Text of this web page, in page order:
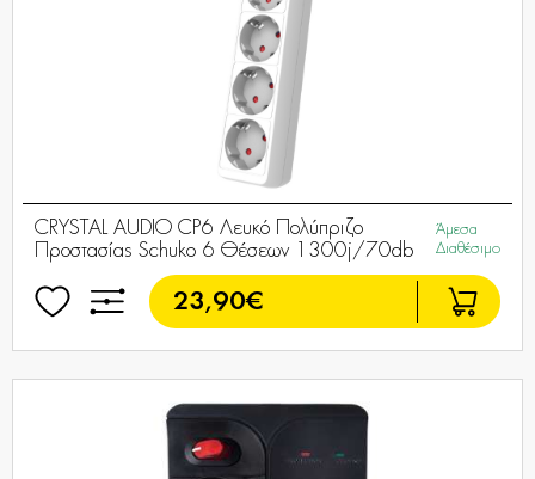
CRYSTAL AUDIO CP6 Λευκό Πολύπριζο
Προστασίας Schuko 6 Θέσεων 1300j/70db
Άμεσα
Διαθέσιμο
23,90€